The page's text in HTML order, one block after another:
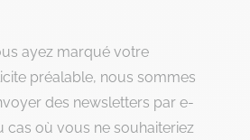
ayez marqué votre
préalable, nous sommes
des newsletters par e-
cas où vous ne souhaiteriez